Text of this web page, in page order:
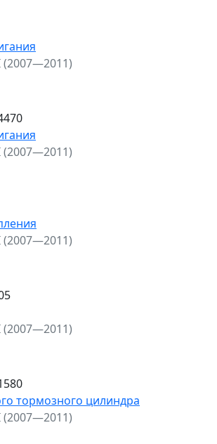
(2007—2011)
(2007—2011)
(2007—2011)
(2007—2011)
тормозного цилиндра
(2007—2011)